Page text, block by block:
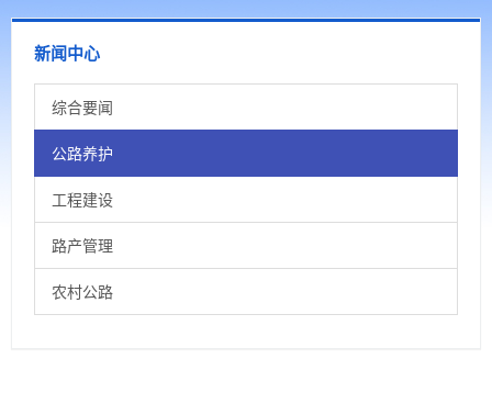
新闻中心
综合要闻
公路养护
工程建设
路产管理
农村公路